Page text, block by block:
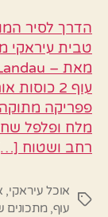
הדרך לסיר
טבית עיראקי
עוף 2
מלח ופלפל
רחב ושטוח
תגיות
אוכל עיראקי,
עוף,מתכונים